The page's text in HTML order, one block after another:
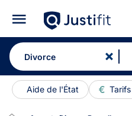
Aide de l'État Tarifs